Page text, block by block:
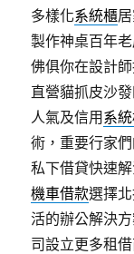
多樣化系統櫃
製作神桌百年
佛俱你在設計
直營貓抓皮沙
人氣及信用 系
術，重要行家
私下借貸快速
機車借款選擇
活的辦公解決
司設立更多租